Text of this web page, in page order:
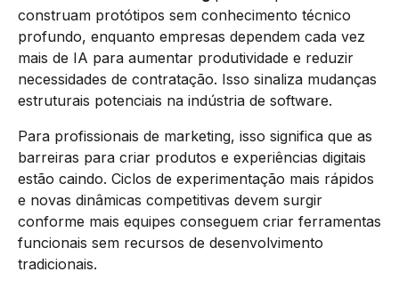
construam protótipos sem conhecimento técnico
profundo, enquanto empresas dependem cada vez
mais de IA para aumentar produtividade e reduzir
necessidades de contratação. Isso sinaliza mudanças
estruturais potenciais na indústria de software.
Para profissionais de marketing, isso significa que as
barreiras para criar produtos e experiências digitais
estão caindo. Ciclos de experimentação mais rápidos
e novas dinâmicas competitivas devem surgir
conforme mais equipes conseguem criar ferramentas
funcionais sem recursos de desenvolvimento
tradicionais.